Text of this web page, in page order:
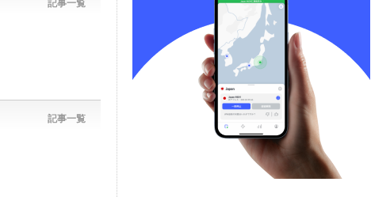
記事一覧
記事一覧